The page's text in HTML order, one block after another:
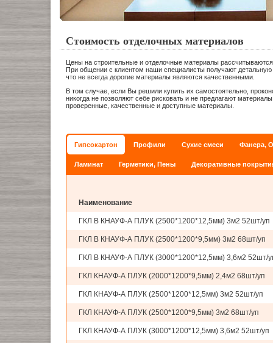
Стоимость отделочных материалов
Цены на строительные и отделочные материалы
При общении с клиентом наши специалисты получают
что не всегда дорогие материалы являются качественными.
В том случае, если Вы решили купить их самостоятельно,
никогда не позволяют себе рисковать и не предлагают
проверенные, качественные и доступные материалы.
Гипсокартон Профили Сухие смеси Фанера,
Ламинат Герметики, Пены Декоративные
Наименование
ГКЛ В КНАУФ-А ПЛУК (2500*1200*12,5мм) 3м2 52шт/уп
ГКЛ В КНАУФ-А ПЛУК (2500*1200*9,5мм) 3м2 68шт/уп
ГКЛ В КНАУФ-А ПЛУК (3000*1200*12,5мм) 3,6м2 52шт/
ГКЛ КНАУФ-А ПЛУК (2000*1200*9,5мм) 2,4м2 68шт/уп
ГКЛ КНАУФ-А ПЛУК (2500*1200*12,5мм) 3м2 52шт/уп
ГКЛ КНАУФ-А ПЛУК (2500*1200*9,5мм) 3м2 68шт/уп
ГКЛ КНАУФ-А ПЛУК (3000*1200*12,5мм) 3,6м2 52шт/уп